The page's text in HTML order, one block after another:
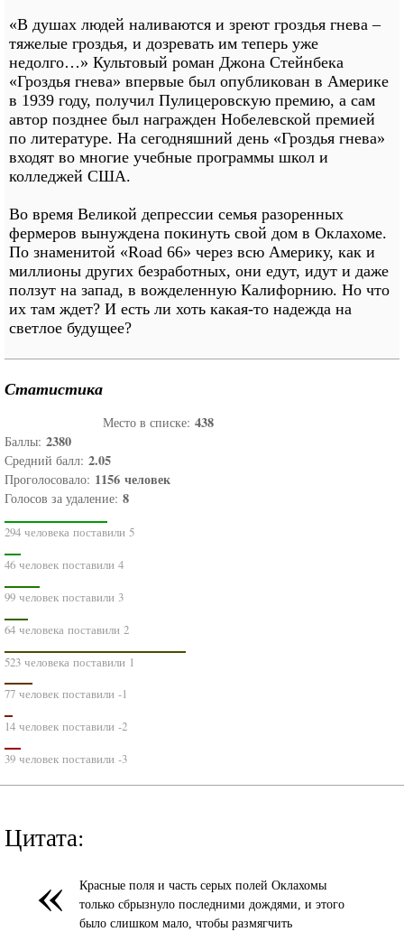
«В душах людей наливаются и зреют гроздья гнева –
тяжелые гроздья, и дозревать им теперь уже
недолго…» Культовый роман Джона Стейнбека
«Гроздья гнева» впервые был опубликован в Америке
в 1939 году, получил Пулицеровскую премию, а сам
автор позднее был награжден Нобелевской премией
по литературе. На сегодняшний день «Гроздья гнева»
входят во многие учебные программы школ и
колледжей США.
Во время Великой депрессии семья разоренных
фермеров вынуждена покинуть свой дом в Оклахоме.
По знаменитой «Road 66» через всю Америку, как и
миллионы других безработных, они едут, идут и даже
ползут на запад, в вожделенную Калифорнию. Но что
их там ждет? И есть ли хоть какая-то надежда на
светлое будущее?
Статистика
Место в списке: 438
Баллы: 2380
Средний балл: 2.05
Проголосовало: 1156 человек
Голосов за удаление: 8
294 человека поставили 5
46 человек поставили 4
99 человек поставили 3
64 человека поставили 2
523 человека поставили 1
77 человек поставили -1
14 человек поставили -2
39 человек поставили -3
Цитата:
«
Красные поля и часть серых полей Оклахомы
только сбрызнуло последними дождями, и этого
было слишком мало, чтобы размягчить